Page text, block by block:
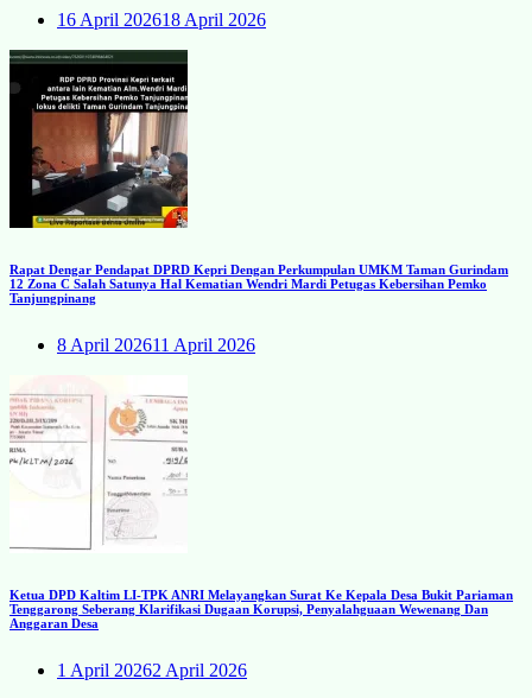
16 April 202618 April 2026
Rapat Dengar Pendapat DPRD Kepri Dengan Perkumpulan UMKM Taman Gurindam
12 Zona C Salah Satunya Hal Kematian Wendri Mardi Petugas Kebersihan Pemko
Tanjungpinang
8 April 202611 April 2026
Ketua DPD Kaltim LI-TPK ANRI Melayangkan Surat Ke Kepala Desa Bukit Pariaman
Tenggarong Seberang Klarifikasi Dugaan Korupsi, Penyalahguaan Wewenang Dan
Anggaran Desa
1 April 20262 April 2026